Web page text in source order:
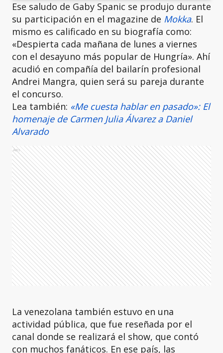
Ese saludo de Gaby Spanic se produjo durante
su participación en el magazine de Mokka. El
mismo es calificado en su biografía como:
«Despierta cada mañana de lunes a viernes
con el desayuno más popular de Hungría». Ahí
acudió en compañía del bailarín profesional
Andrei Mangra, quien será su pareja durante
el concurso.
Lea también: «Me cuesta hablar en pasado»: El
homenaje de Carmen Julia Álvarez a Daniel
Alvarado
Ads
La venezolana también estuvo en una
actividad pública, que fue reseñada por el
canal donde se realizará el show, que contó
con muchos fanáticos. En ese país, las